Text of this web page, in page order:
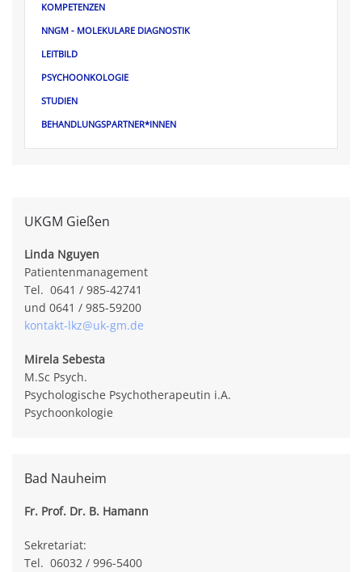
KOMPETENZEN
NNGM - MOLEKULARE DIAGNOSTIK
LEITBILD
PSYCHOONKOLOGIE
STUDIEN
BEHANDLUNGSPARTNER*INNEN
UKGM Gießen
Linda Nguyen
Patientenmanagement
Tel. 0641 / 985-42741
und 0641 / 985-59200
kontakt-lkz@uk-gm.de
Mirela Sebesta
M.Sc Psych.
Psychologische Psychotherapeutin i.A.
Psychoonkologie
Bad Nauheim
Fr. Prof. Dr. B. Hamann
Sekretariat:
Tel. 06032 / 996-5400